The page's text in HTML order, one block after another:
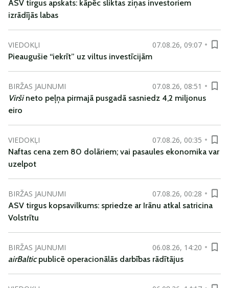
ASV tirgus apskats: kāpēc sliktas ziņas investoriem
izrādījās labas
VIEDOKĻI
07.08.26, 09:07
Pieaugušie “iekrīt” uz viltus investīcijām
BIRŽAS JAUNUMI
07.08.26, 08:51
Viršineto peļņa pirmajā pusgadā sasniedz 4,2 miljonus
eiro
VIEDOKĻI
07.08.26, 00:35
Naftas cena zem 80 dolāriem; vai pasaules ekonomika var
uzelpot
BIRŽAS JAUNUMI
07.08.26, 00:28
ASV tirgus kopsavilkums: spriedze ar Irānu atkal satricina
Volstrītu
BIRŽAS JAUNUMI
06.08.26, 14:20
airBalticpublicē operacionālās darbības rādītājus